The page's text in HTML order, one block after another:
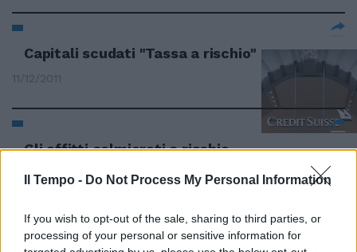
Il Tempo - Do Not Process My Personal Information
If you wish to opt-out of the sale, sharing to third parties, or
processing of your personal or sensitive information for
Capitali scudati "Tassa a rischio"
11/12/2011
Gli affitti calmierati a rischio
11/12/2011